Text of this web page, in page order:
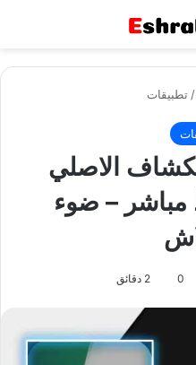
/ تطبيقات
الاصلي
مباشر – ضوء
0 2 دقائق